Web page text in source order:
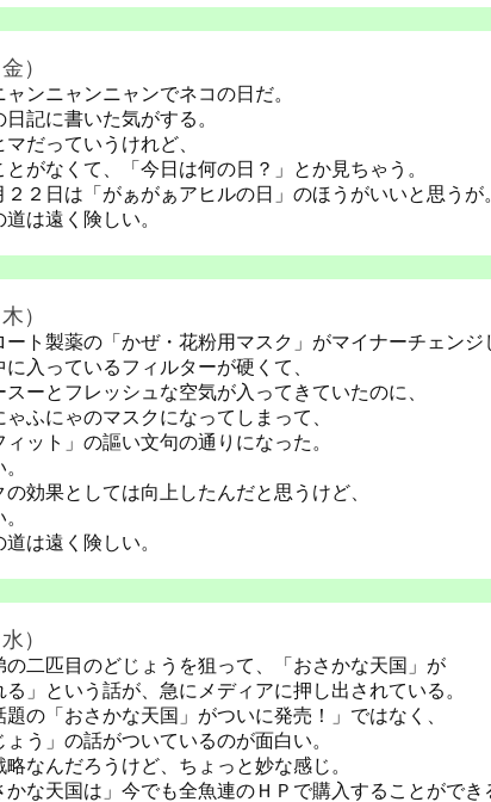
）
ャンニャンニャンでネコの日だ。
記に書いた気がする。
だっていうけれど、
とがなくて、「今日は何の日？」とか見ちゃう。
２２日は「がぁがぁアヒルの日」のほうがいいと思うが
は遠く険しい。
）
ト製薬の「かぜ・花粉用マスク」がマイナーチェンジ
入っているフィルターが硬くて、
ーとフレッシュな空気が入ってきていたのに、
ふにゃのマスクになってしまって、
ィット」の謳い文句の通りになった。
効果としては向上したんだと思うけど、
は遠く険しい。
）
の二匹目のどじょうを狙って、「おさかな天国」が
る」という話が、急にメディアに押し出されている。
の「おさかな天国」がついに発売！」ではなく、
ょう」の話がついているのが面白い。
なんだろうけど、ちょっと妙な感じ。
な天国は」今でも全魚連のＨＰで購入することができ